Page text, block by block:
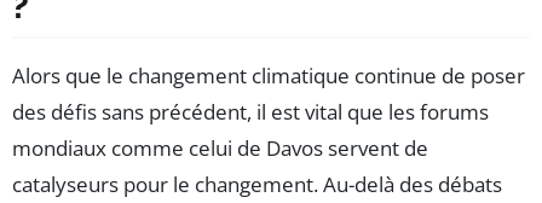
Alors que le changement climatique continue de poser
des défis sans précédent, il est vital que les forums
mondiaux comme celui de Davos servent de
catalyseurs pour le changement. Au-delà des débats